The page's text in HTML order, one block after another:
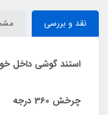
نقد و بررسی
استند گوشی داخل
چرخش 360 درجه